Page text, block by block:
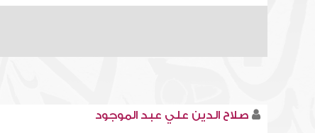
صلاح الدين علي عبد الموجود